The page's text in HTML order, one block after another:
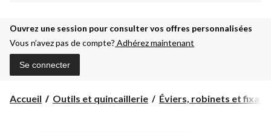
Ouvrez une session pour consulter vos offres personnalisées
Vous n’avez pas de compte? Adhérez maintenant
Se connecter
Accueil Outils et quincaillerie Éviers, robinets et